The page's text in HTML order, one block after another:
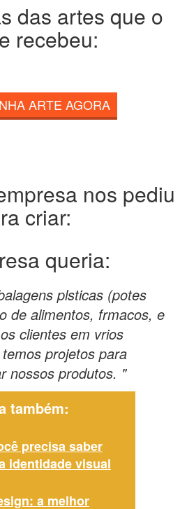
das artes que o
recebeu:
ARTE AGORA
nos pediu
criar:
queria:
plsticas (potes
de alimentos, frmacos, e
clientes em vrios
projetos para
nossos produtos. "
também:
precisa saber
identidade visual
a melhor